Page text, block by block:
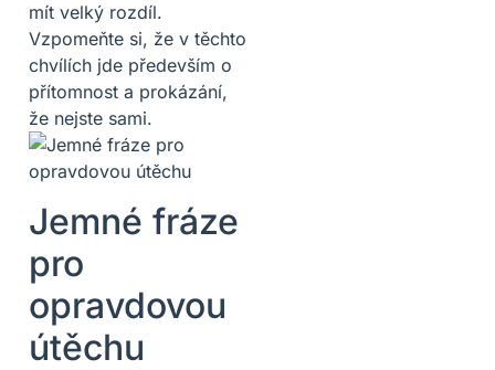
mít velký rozdíl.
Vzpomeňte si, že v těchto
chvílích jde především o
přítomnost a prokázání,
že nejste sami.
Jemné fráze
pro
opravdovou
útěchu